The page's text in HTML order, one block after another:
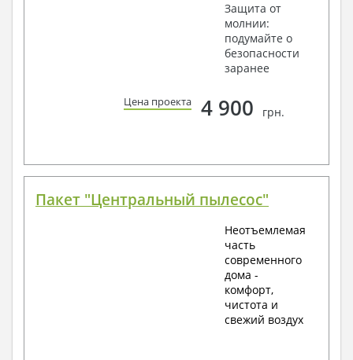
Защита от
молнии:
подумайте о
безопасности
заранее
Цена проекта 4 900 грн.
Пакет "Центральный пылесос"
Неотъемлемая
часть
современного
дома -
комфорт,
чистота и
свежий воздух